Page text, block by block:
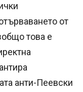
от
това е
анти-Пеевски